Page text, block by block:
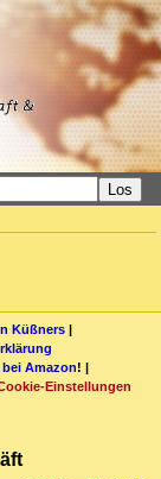
Los
Küßners |
Amazon! |
Einstellungen